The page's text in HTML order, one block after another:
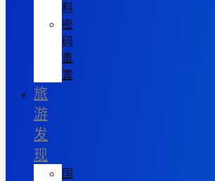
料
密
码
重
置
旅
游
发
现
国